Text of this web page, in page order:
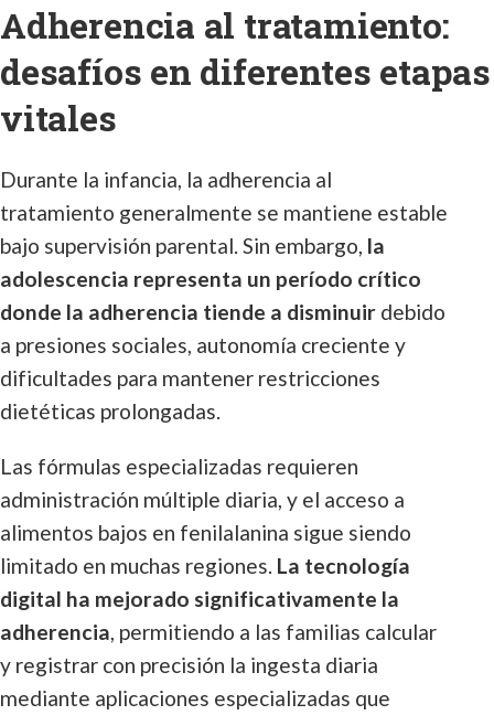
Adherencia al tratamiento:
desafíos en diferentes etapas
vitales
Durante la infancia, la adherencia al
tratamiento generalmente se mantiene estable
bajo supervisión parental. Sin embargo, la
adolescencia representa un período crítico
donde la adherencia tiende a disminuir debido
a presiones sociales, autonomía creciente y
dificultades para mantener restricciones
dietéticas prolongadas.
Las fórmulas especializadas requieren
administración múltiple diaria, y el acceso a
alimentos bajos en fenilalanina sigue siendo
limitado en muchas regiones. La tecnología
digital ha mejorado significativamente la
adherencia, permitiendo a las familias calcular
y registrar con precisión la ingesta diaria
mediante aplicaciones especializadas que